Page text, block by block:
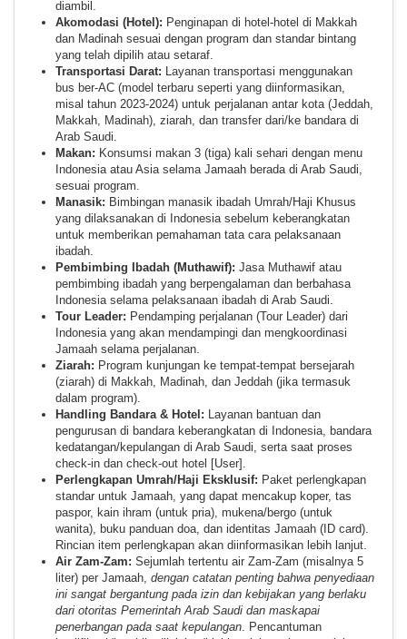
diambil.
Akomodasi (Hotel): Penginapan di hotel-hotel di Makkah
dan Madinah sesuai dengan program dan standar bintang
yang telah dipilih atau setaraf.
Transportasi Darat: Layanan transportasi menggunakan
bus ber-AC (model terbaru seperti yang diinformasikan,
misal tahun 2023-2024) untuk perjalanan antar kota (Jeddah,
Makkah, Madinah), ziarah, dan transfer dari/ke bandara di
Arab Saudi.
Makan: Konsumsi makan 3 (tiga) kali sehari dengan menu
Indonesia atau Asia selama Jamaah berada di Arab Saudi,
sesuai program.
Manasik: Bimbingan manasik ibadah Umrah/Haji Khusus
yang dilaksanakan di Indonesia sebelum keberangkatan
untuk memberikan pemahaman tata cara pelaksanaan
ibadah.
Pembimbing Ibadah (Muthawif): Jasa Muthawif atau
pembimbing ibadah yang berpengalaman dan berbahasa
Indonesia selama pelaksanaan ibadah di Arab Saudi.
Tour Leader: Pendamping perjalanan (Tour Leader) dari
Indonesia yang akan mendampingi dan mengkoordinasi
Jamaah selama perjalanan.
Ziarah: Program kunjungan ke tempat-tempat bersejarah
(ziarah) di Makkah, Madinah, dan Jeddah (jika termasuk
dalam program).
Handling Bandara & Hotel: Layanan bantuan dan
pengurusan di bandara keberangkatan di Indonesia, bandara
kedatangan/kepulangan di Arab Saudi, serta saat proses
check-in dan check-out hotel [User].
Perlengkapan Umrah/Haji Eksklusif: Paket perlengkapan
standar untuk Jamaah, yang dapat mencakup koper, tas
paspor, kain ihram (untuk pria), mukena/bergo (untuk
wanita), buku panduan doa, dan identitas Jamaah (ID card).
Rincian item perlengkapan akan diinformasikan lebih lanjut.
Air Zam-Zam: Sejumlah tertentu air Zam-Zam (misalnya 5
liter) per Jamaah, dengan catatan penting bahwa penyediaan
ini sangat bergantung pada izin dan kebijakan yang berlaku
dari otoritas Pemerintah Arab Saudi dan maskapai
penerbangan pada saat kepulangan . Pencantuman